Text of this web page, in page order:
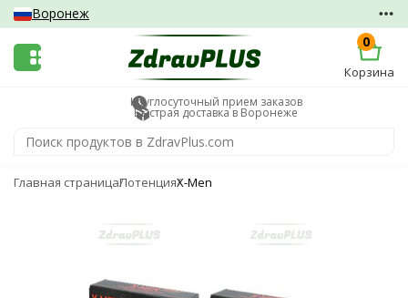
Воронеж
0
Корзина
Круглосуточный прием заказов
Быстрая доставка в Воронеже
Главная страницаПотенцияX-Men